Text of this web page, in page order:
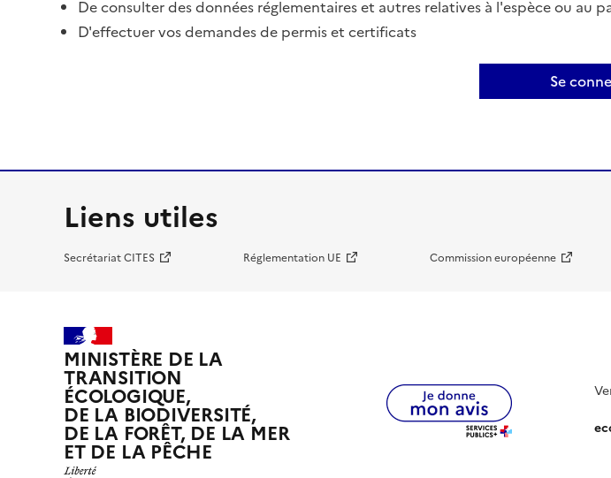
De consulter des données réglementaires et autres relatives à l'espèce ou au
D'effectuer vos demandes de permis et certificats
Se
Liens utiles
Secrétariat CITES Réglementation UE Commission européenne
MINISTÈRE DE LA
TRANSITION
ÉCOLOGIQUE,
DE LA BIODIVERSITÉ,
DE LA FORÊT, DE LA MER
ET DE LA PÊCHE